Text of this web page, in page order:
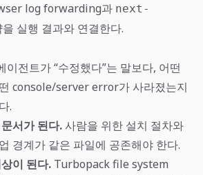
log forwarding과 next-
실행 결과와 연결한다.
이전트가 “수정했다”는 말보다, 어떤
console/server error가 사라졌는지
.
서가 된다.사람을 위한 설치 절차와
경계가 같은 파일에 공존해야 한다.
이 된다. Turbopack file system